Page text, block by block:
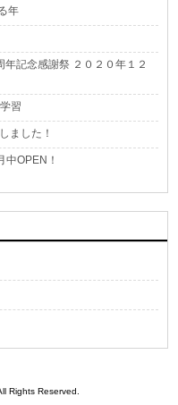
年
記念感謝祭 ２０２０年１２
習
ました！
中OPEN！
Rights Reserved.